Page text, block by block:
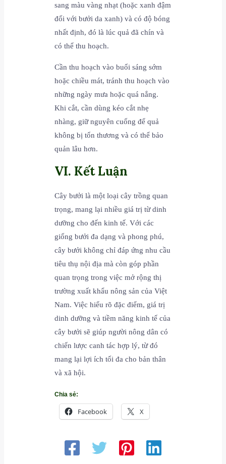
sang màu vàng nhạt (hoặc xanh đậm
đối với bưởi da xanh) và có độ bóng
nhất định, đó là lúc quả đã chín và
có thể thu hoạch.
Cần thu hoạch vào buổi sáng sớm
hoặc chiều mát, tránh thu hoạch vào
những ngày mưa hoặc quá nắng.
Khi cắt, cần dùng kéo cắt nhẹ
nhàng, giữ nguyên cuống để quả
không bị tổn thương và có thể bảo
quản lâu hơn.
VI. Kết Luận
Cây bưởi là một loại cây trồng quan
trọng, mang lại nhiều giá trị từ dinh
dưỡng cho đến kinh tế. Với các
giống bưởi đa dạng và phong phú,
cây bưởi không chỉ đáp ứng nhu cầu
tiêu thụ nội địa mà còn góp phần
quan trọng trong việc mở rộng thị
trường xuất khẩu nông sản của Việt
Nam. Việc hiểu rõ đặc điểm, giá trị
dinh dưỡng và tiềm năng kinh tế của
cây bưởi sẽ giúp người nông dân có
chiến lược canh tác hợp lý, từ đó
mang lại lợi ích tối đa cho bản thân
và xã hội.
Chia sẻ:
Facebook X